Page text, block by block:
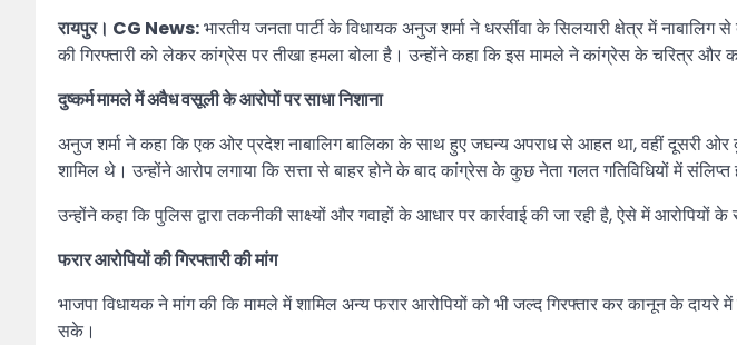
रायपुर। CG News:भारतीय जनता पार्टी के विधायक अनुज शर्मा ने धरसींवा के सिलयारी क्षेत्र में
की गिरफ्तारी को लेकर कांग्रेस पर तीखा हमला बोला है। उन्होंने कहा कि इस मामले ने कांग्रेस के चरित्र और
दुष्कर्म मामले में अवैध वसूली के आरोपों पर साधा निशाना
अनुज शर्मा ने कहा कि एक ओर प्रदेश नाबालिग बालिका के साथ हुए जघन्य अपराध से आहत था, वहीं दूसरी
शामिल थे। उन्होंने आरोप लगाया कि सत्ता से बाहर होने के बाद कांग्रेस के कुछ नेता गलत गतिविधियों में
उन्होंने कहा कि पुलिस द्वारा तकनीकी साक्ष्यों और गवाहों के आधार पर कार्रवाई की जा रही है, ऐसे में आरोपियों
फरार आरोपियों की गिरफ्तारी की मांग
भाजपा विधायक ने मांग की कि मामले में शामिल अन्य फरार आरोपियों को भी जल्द गिरफ्तार कर कानून के दायरे
सके।